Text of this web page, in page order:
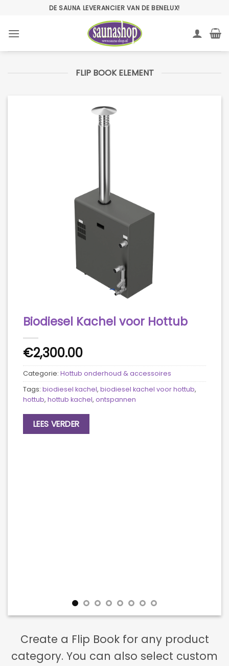
inhoud
DE SAUNA LEVERANCIER VAN DE BENELUX!
FLIP BOOK ELEMENT
Biodiesel Kachel voor Hottub
€2,300.00
Categorie: Hottub onderhoud & accessoires
Tags: biodiesel kachel, biodiesel kachel voor hottub,
hottub, hottub kachel, ontspannen
LEES VERDER
Create a Flip Book for any product
category. You can also select custom